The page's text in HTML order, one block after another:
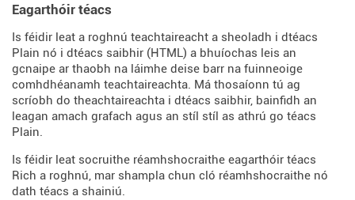
Eagarthóir téacs
Is féidir leat a roghnú teachtaireacht a sheoladh i dtéacs
Plain nó i dtéacs saibhir (HTML) a bhuíochas leis an
gcnaipe ar thaobh na láimhe deise barr na fuinneoige
comhdhéanamh teachtaireachta. Má thosaíonn tú ag
scríobh do theachtaireachta i dtéacs saibhir, bainfidh an
leagan amach grafach agus an stíl stíl as athrú go téacs
Plain.
Is féidir leat socruithe réamhshocraithe eagarthóir téacs
Rich a roghnú, mar shampla chun cló réamhshocraithe nó
dath téacs a shainiú.